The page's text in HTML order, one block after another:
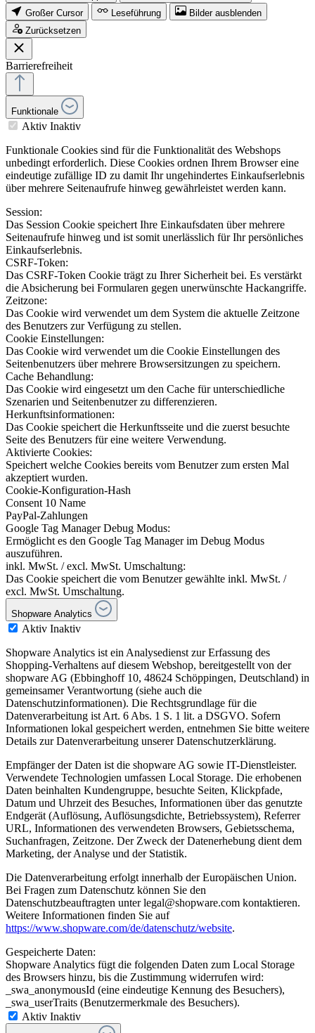
Großer Cursor
Leseführung
Bilder ausblenden
Zurücksetzen
Barrierefreiheit
Funktionale
Aktiv Inaktiv
Funktionale Cookies sind für die Funktionalität des Webshops
unbedingt erforderlich. Diese Cookies ordnen Ihrem Browser eine
eindeutige zufällige ID zu damit Ihr ungehindertes Einkaufserlebnis
über mehrere Seitenaufrufe hinweg gewährleistet werden kann.
Session:
Das Session Cookie speichert Ihre Einkaufsdaten über mehrere
Seitenaufrufe hinweg und ist somit unerlässlich für Ihr persönliches
Einkaufserlebnis.
CSRF-Token:
Das CSRF-Token Cookie trägt zu Ihrer Sicherheit bei. Es verstärkt
die Absicherung bei Formularen gegen unerwünschte Hackangriffe.
Zeitzone:
Das Cookie wird verwendet um dem System die aktuelle Zeitzone
des Benutzers zur Verfügung zu stellen.
Cookie Einstellungen:
Das Cookie wird verwendet um die Cookie Einstellungen des
Seitenbenutzers über mehrere Browsersitzungen zu speichern.
Cache Behandlung:
Das Cookie wird eingesetzt um den Cache für unterschiedliche
Szenarien und Seitenbenutzer zu differenzieren.
Herkunftsinformationen:
Das Cookie speichert die Herkunftsseite und die zuerst besuchte
Seite des Benutzers für eine weitere Verwendung.
Aktivierte Cookies:
Speichert welche Cookies bereits vom Benutzer zum ersten Mal
akzeptiert wurden.
Cookie-Konfiguration-Hash
Consent 10 Name
PayPal-Zahlungen
Google Tag Manager Debug Modus:
Ermöglicht es den Google Tag Manager im Debug Modus
auszuführen.
inkl. MwSt. / excl. MwSt. Umschaltung:
Das Cookie speichert die vom Benutzer gewählte inkl. MwSt. /
excl. MwSt. Umschaltung.
Shopware Analytics
Aktiv Inaktiv
Shopware Analytics ist ein Analysedienst zur Erfassung des
Shopping-Verhaltens auf diesem Webshop, bereitgestellt von der
shopware AG (Ebbinghoff 10, 48624 Schöppingen, Deutschland) in
gemeinsamer Verantwortung (siehe auch die
Datenschutzinformationen). Die Rechtsgrundlage für die
Datenverarbeitung ist Art. 6 Abs. 1 S. 1 lit. a DSGVO. Sofern
Informationen lokal gespeichert werden, entnehmen Sie bitte weitere
Details zur Datenverarbeitung unserer Datenschutzerklärung.
Empfänger der Daten ist die shopware AG sowie IT-Dienstleister.
Verwendete Technologien umfassen Local Storage. Die erhobenen
Daten beinhalten Kundengruppe, besuchte Seiten, Klickpfade,
Datum und Uhrzeit des Besuches, Informationen über das genutzte
Endgerät (Auflösung, Auflösungsdichte, Betriebssystem), Referrer
URL, Informationen des verwendeten Browsers, Gebietsschema,
Suchanfragen, Zeitzone. Der Zweck der Datenerhebung dient dem
Marketing, der Analyse und der Statistik.
Die Datenverarbeitung erfolgt innerhalb der Europäischen Union.
Bei Fragen zum Datenschutz können Sie den
Datenschutzbeauftragten unter legal@shopware.com kontaktieren.
Weitere Informationen finden Sie auf
https://www.shopware.com/de/datenschutz/website.
Gespeicherte Daten:
Shopware Analytics fügt die folgenden Daten zum Local Storage
des Browsers hinzu, bis die Zustimmung widerrufen wird:
_swa_anonymousId (eine eindeutige Kennung des Besuchers),
_swa_userTraits (Benutzermerkmale des Besuchers).
Aktiv Inaktiv